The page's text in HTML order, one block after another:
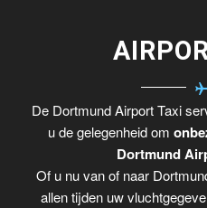
De Dortmund Airport Taxi
u de gelegenheid om
Dortmund
Of u nu van of naar
allen tijden uw